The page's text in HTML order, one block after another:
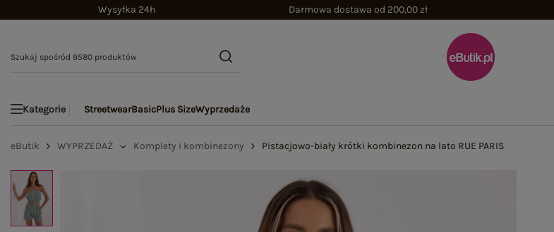
Wysyłka 24h Darmowa dostawa od 200,00 zł
Kategorie StreetwearBasicPlus SizeWyprzedaże
eButik WYPRZEDAŻ Komplety i kombinezony Pistacjowo-biały krótki kombinezon na lato RUE PARIS